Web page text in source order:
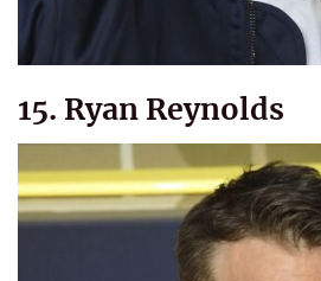
15. Ryan Reynolds